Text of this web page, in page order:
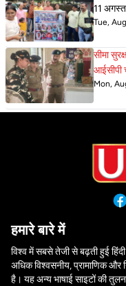
11 अगस्त
Tue,
सीमा
Mon,
हमारे बारे में
विश्व में सबसे तेजी से बढ़ती हुई
अधिक विश्वसनीय, प्रामाणिक और
है। यह अन्य भाषाई साइटों की